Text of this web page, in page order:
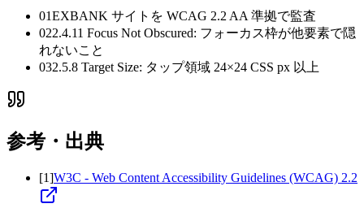
01EXBANK サイトを WCAG 2.2 AA 準拠で監査
022.4.11 Focus Not Obscured: フォーカス枠が他要素で隠
れないこと
032.5.8 Target Size: タップ領域 24×24 CSS px 以上
参考・出典
[1]W3C - Web Content Accessibility Guidelines (WCAG) 2.2